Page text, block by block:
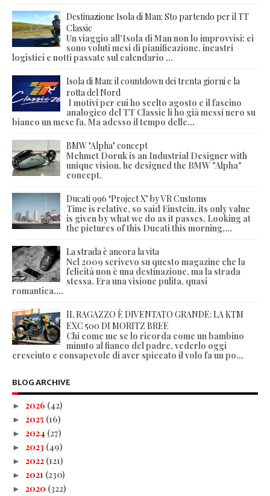
Destinazione Isola di Man: Sto partendo per il TT
Classic
Un viaggio all'Isola di Man non lo improvvisi: ci
sono voluti mesi di pianificazione, incastri
logistici e notti passate sul calendario ...
Isola di Man: il countdown dei trenta giorni e la
rotta del Nord
I motivi per cui ho scelto agosto e il fascino
analogico del TT Classic li ho già messi nero su
bianco un mese fa. Ma adesso il tempo delle...
BMW "Alpha" concept
Mehmet Doruk is an Industrial Designer with
unique vision, he designed the BMW "Alpha"
concept.
Ducati 996 ‘Project X’ by VR Customs
Time is relative, so said Einstein, its only value
is given by what we do as it passes. Looking at
the pictures of this Ducati this morning,...
La strada è ancora la vita
Nel 2009 scrivevo su questo magazine che la
felicità non è una destinazione, ma la strada
stessa. Era una visione pulita, quasi
romantica....
IL RAGAZZO È DIVENTATO GRANDE: LA KTM
EXC 500 DI MORITZ BREE
Chi come me se lo ricorda come un bambino
minuto al fianco del padre, vederlo oggi
cresciuto e consapevole di aver spiccato il volo fa un po...
BLOG ARCHIVE
► 2026 (42)
► 2025 (16)
► 2024 (27)
► 2023 (49)
► 2022 (121)
► 2021 (230)
► 2020 (322)